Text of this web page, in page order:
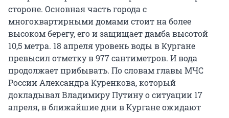
стороне. Основная часть города с
многоквартирными домами стоит на более
высоком берегу, его и защищает дамба высотой
10,5 метра. 18 апреля уровень воды в Кургане
превысил отметку в 977 сантиметров. И вода
продолжает прибывать. По словам главы МЧС
России Александра Куренкова, который
докладывал Владимиру Путину о ситуации 17
апреля, в ближайшие дни в Кургане ожидают